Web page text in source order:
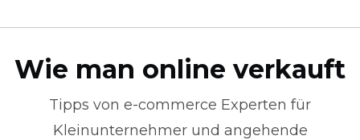
Wie man online verkauft
Tipps von e-commerce Experten für
Kleinunternehmer und angehende